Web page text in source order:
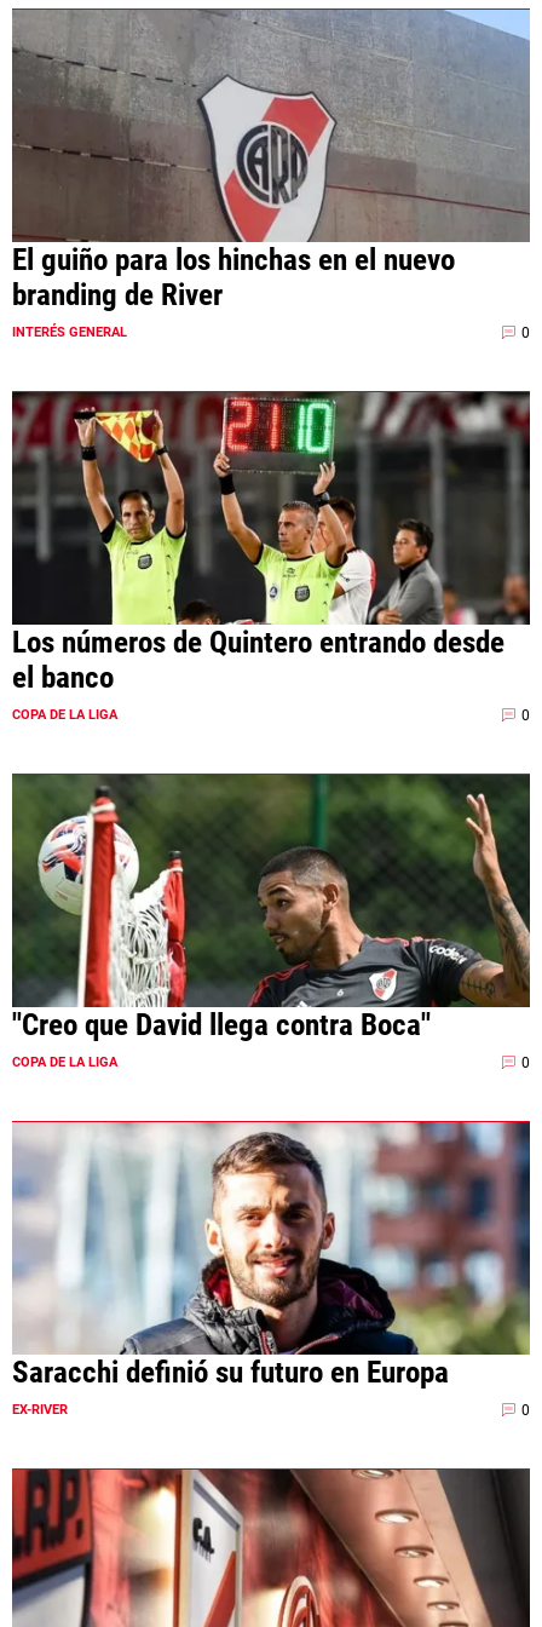
El guiño para los hinchas en el nuevo
branding de River
INTERÉS GENERAL 0
Los números de Quintero entrando desde
el banco
COPA DE LA LIGA 0
"Creo que David llega contra Boca"
COPA DE LA LIGA 0
Saracchi definió su futuro en Europa
EX-RIVER 0